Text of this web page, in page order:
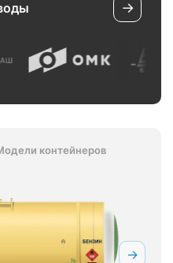
→
контейнеров
→